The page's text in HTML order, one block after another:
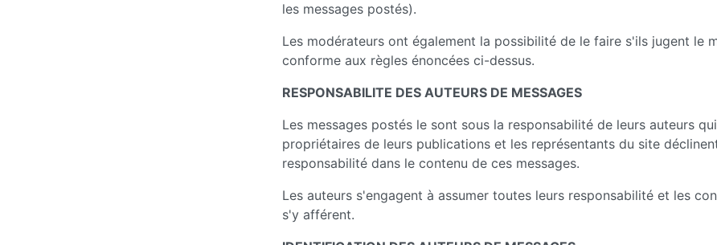
les messages postés).
Les modérateurs ont également la possibilité de le faire s'ils jugent le
conforme aux règles énoncées ci-dessus.
RESPONSABILITE DES AUTEURS DE MESSAGES
Les messages postés le sont sous la responsabilité de leurs auteurs
propriétaires de leurs publications et les représentants du site
responsabilité dans le contenu de ces messages.
Les auteurs s'engagent à assumer toutes leurs responsabilité et les
s'y afférent.